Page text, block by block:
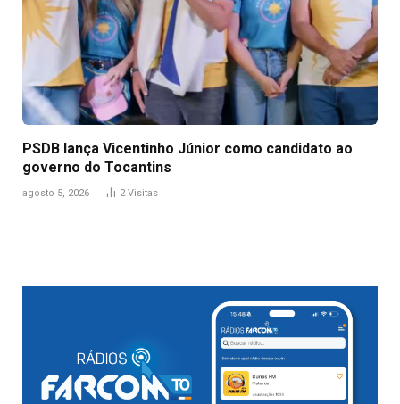
PSDB lança Vicentinho Júnior como candidato ao
governo do Tocantins
agosto 5, 2026 2Visitas